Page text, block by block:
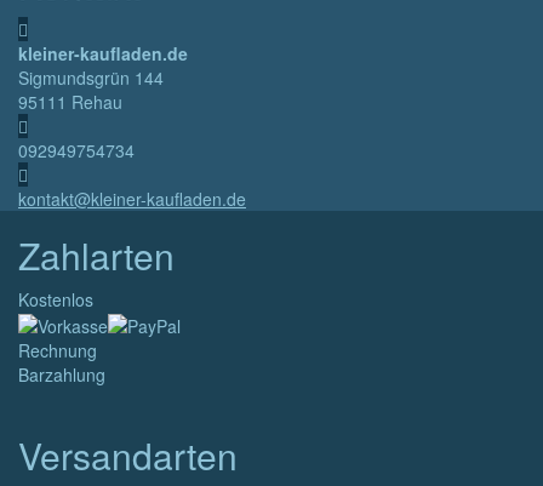
kleiner-kaufladen.de
Sigmundsgrün 144
95111 Rehau
092949754734
kontakt@kleiner-kaufladen.de
Zahlarten
Kostenlos
Rechnung
Barzahlung
Versandarten